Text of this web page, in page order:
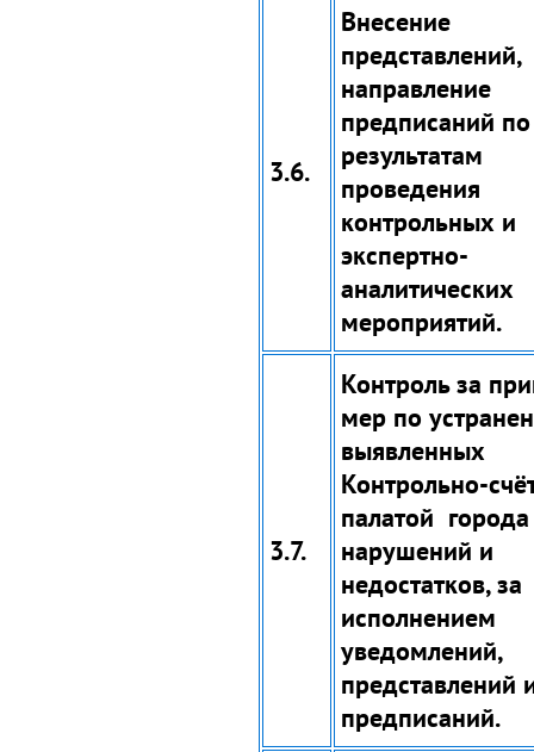
3.6.
Внесение
представлений,
направление
предписаний по
результатам
проведения
контрольных и
экспертно-
аналитических
мероприятий.
3.7.
Контроль за
мер по
выявленных
Контрольно-
палатой
нарушений и
недостатков, за
исполнением
уведомлений,
представлений
предписаний.